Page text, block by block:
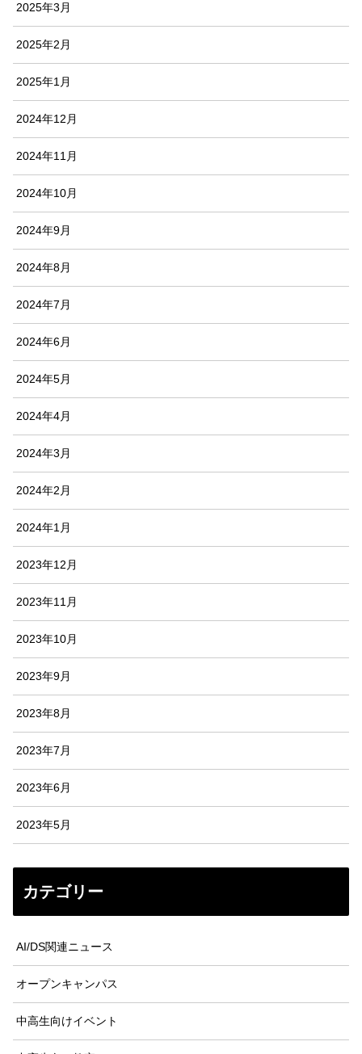
2025年3月
2025年2月
2025年1月
2024年12月
2024年11月
2024年10月
2024年9月
2024年8月
2024年7月
2024年6月
2024年5月
2024年4月
2024年3月
2024年2月
2024年1月
2023年12月
2023年11月
2023年10月
2023年9月
2023年8月
2023年7月
2023年6月
2023年5月
カテゴリー
AI/DS関連ニュース
オープンキャンパス
中高生向けイベント